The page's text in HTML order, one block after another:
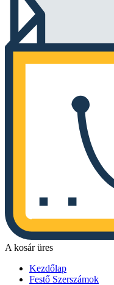
A kosár üres
Kezdőlap
Festő Szerszámok